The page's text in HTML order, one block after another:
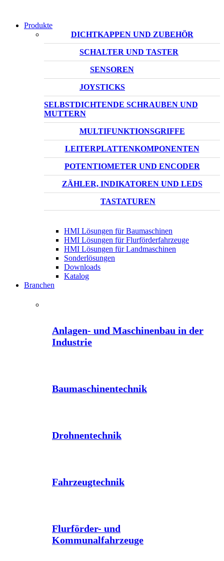
Produkte
DICHTKAPPEN UND ZUBEHÖR
SCHALTER UND TASTER
SENSOREN
JOYSTICKS
SELBSTDICHTENDE SCHRAUBEN UND
MUTTERN
MULTIFUNKTIONSGRIFFE
LEITERPLATTENKOMPONENTEN
POTENTIOMETER UND ENCODER
ZÄHLER, INDIKATOREN UND LEDS
TASTATUREN
HMI Lösungen für Baumaschinen
HMI Lösungen für Flurförderfahrzeuge
HMI Lösungen für Landmaschinen
Sonderlösungen
Downloads
Katalog
Branchen
Anlagen- und Maschinenbau in der
Industrie
Baumaschinentechnik
Drohnentechnik
Fahrzeugtechnik
Flurförder- und
Kommunalfahrzeuge